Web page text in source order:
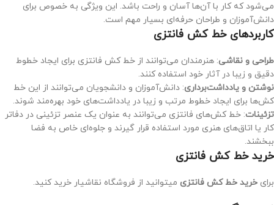
می‌شود که کار با آن‌ها آسان و راحت باشد. این ویژگی به خصوص برای
دانش‌آموزان و طراحان حرفه‌ای بسیار مهم است.
کاربردهای خط کش فانتزی
طراحی و نقاشی: هنرمندان می‌توانند از خط کش فانتزی برای ایجاد خطوط
دقیق و زیبا در آثار خود استفاده کنند.
نوشتن و یادداشت‌برداری: دانش‌آموزان و دانشجویان می‌توانند از این خط
کش‌ها برای ایجاد خطوط مرتب و زیبا در یادداشت‌های خود بهره‌مند شوند.
تزئینات: خط کش‌های فانتزی می‌توانند به عنوان یک عنصر تزئینی در دفاتر
کار یا اتاق‌های هنری مورد استفاده قرار گیرند و جلوه‌ای خاص به فضا
ببخشند.
خرید خط کش فانتزی
برای خرید خط کش فانتزی میتوانید از فروشگاه نقاشیار خرید کنید.